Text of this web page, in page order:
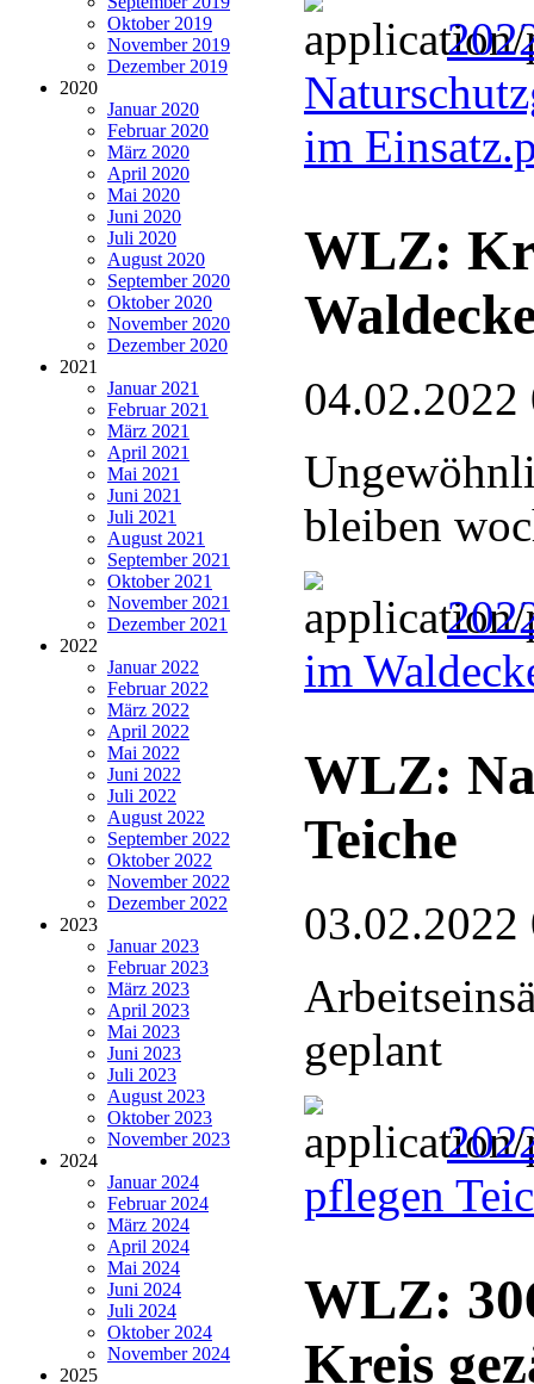
Oktober 2019
November 2019
Dezember 2019
2020
Januar 2020
Februar 2020
März 2020
April 2020
Mai 2020
Juni 2020
Juli 2020
August 2020
September 2020
Oktober 2020
November 2020
Dezember 2020
2021
Januar 2021
Februar 2021
März 2021
April 2021
Mai 2021
Juni 2021
Juli 2021
August 2021
September 2021
Oktober 2021
November 2021
Dezember 2021
2022
Januar 2022
Februar 2022
März 2022
April 2022
Mai 2022
Juni 2022
Juli 2022
August 2022
September 2022
Oktober 2022
November 2022
Dezember 2022
2023
Januar 2023
Februar 2023
März 2023
April 2023
Mai 2023
Juni 2023
Juli 2023
August 2023
Oktober 2023
November 2023
2024
Januar 2024
Februar 2024
März 2024
April 2024
Mai 2024
Juni 2024
Juli 2024
Oktober 2024
November 2024
2025
im
WLZ:
04.02.2022
bleiben
im
WLZ:
Teiche
03.02.2022
geplant
pflegen
WLZ:
Kreis